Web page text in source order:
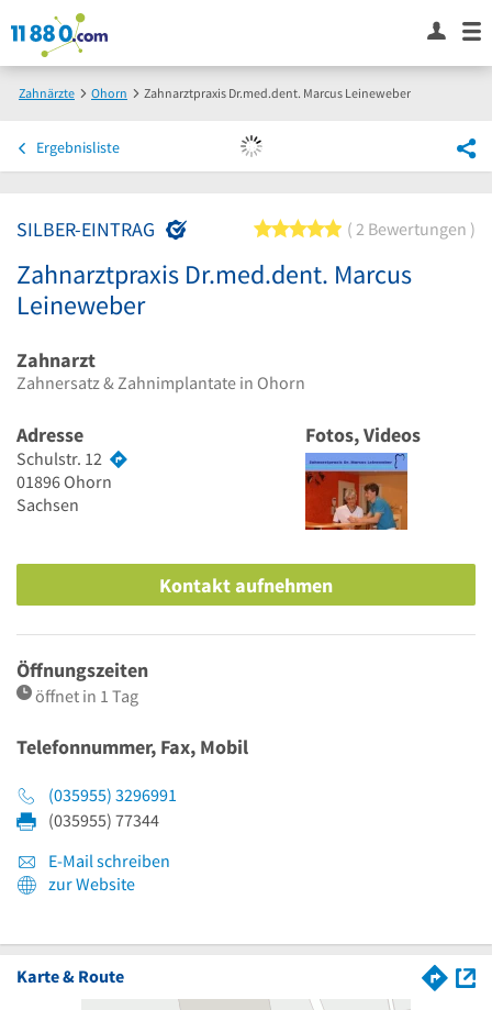
Zahnärzte Ohorn Zahnarztpraxis Dr.med.dent. Marcus Leineweber
Ergebnisliste
SILBER-EINTRAG 5 von 5 Sternen
2 Bewertungen
Zahnarztpraxis Dr.med.dent. Marcus
Leineweber
Zahnarzt
Zahnersatz & Zahnimplantate in Ohorn
Adresse
Schulstr. 12
01896Ohorn
Sachsen
Fotos, Videos
Kontakt aufnehmen
Öffnungszeiten
öffnet in 1 Tag
Telefonnummer, Fax, Mobil
(035955) 3296991
(035955) 77344
E-Mail schreiben
zur Website
Karte & Route